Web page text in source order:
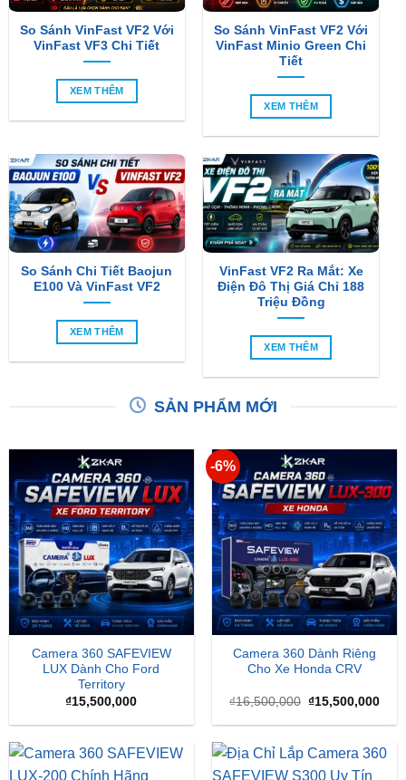
So Sánh VinFast VF2 Với
VinFast VF3 Chi Tiết
XEM THÊM
So Sánh VinFast VF2 Với
VinFast Minio Green Chi
Tiết
XEM THÊM
So Sánh Chi Tiết Baojun
E100 Và VinFast VF2
XEM THÊM
VinFast VF2 Ra Mắt: Xe
Điện Đô Thị Giá Chỉ 188
Triệu Đồng
XEM THÊM
SẢN PHẨM MỚI
Camera 360 SAFEVIEW
LUX Dành Cho Ford
Territory
₫15,500,000
-6%
Camera 360 Dành Riêng
Cho Xe Honda CRV
₫16,500,000 Giá
là:
₫15,500,000Giá
tại